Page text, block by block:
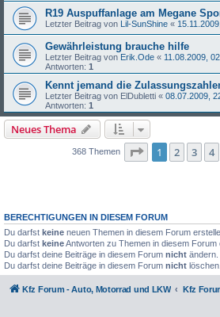
R19 Auspuffanlage am Megane
Letzter Beitrag von Lil-SunShine «
Gewährleistung brauche hilfe
Letzter Beitrag von Erik.Ode « 11.08.2009,
Antworten: 1
Kennt jemand die
Letzter Beitrag von ElDubletti « 08.07.2009,
Antworten: 1
Neues Thema
368 Themen Seite 1von
1 2 3 4
BERECHTIGUNGEN IN DIESEM FORUM
Du darfst keine neuen Themen in diesem Forum
Du darfst keineAntworten zu Themen in diesem Forum
Du darfst deine Beiträge in diesem Forum nicht ändern.
Du darfst deine Beiträge in diesem Forum nicht löschen.
Kfz Forum - Auto, Motorrad und LKW Kfz